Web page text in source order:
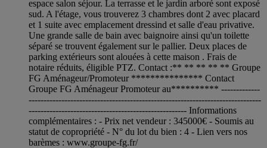
espace salon séjour. La terrasse et le jardin arboré sont exposé
sud. A l'étage, vous trouverez 3 chambres dont 2 avec placard
et 1 suite avec emplacement dressind et salle d'eau privative.
Une grande salle de bain avec baignoire ainsi qu'un toilette
séparé se trouvent également sur le pallier. Deux places de
parking extérieurs sont alouées à cette maison . Frais de
notaire réduits, éligible PTZ. Contact :** ** ** ** ** Groupe
FG Aménageur/Promoteur *************** Contact
Groupe FG Aménageur Promoteur au********** -------------
------------------------------------------------------------------------------
----------------------------------------------------- Informations
complémentaires : - Prix net vendeur : 345000€ - Soumis au
statut de copropriété - N° du lot du bien : 4 - Lien vers nos
barèmes : www.groupe-fg.fr/